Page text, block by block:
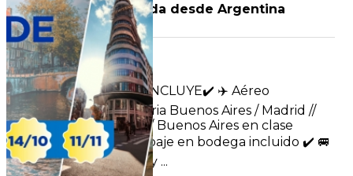
y Ámsterdam – Salida desde Argentina
Duración:
13Días Noches
✈️🌍 EL PROGRAMA INCLUYE✔️ ✈️ Aéreo
internacional con Iberia Buenos Aires / Madrid //
Ámsterdam / Madrid / Buenos Aires en clase
económica, con equipaje en bodega incluido ✔️ 🚐
Traslados de llegada y ...